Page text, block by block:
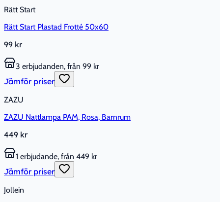
Rätt Start
Rätt Start Plastad Frotté 50x60
99 kr
3 erbjudanden, från 99 kr
Jämför priser
ZAZU
ZAZU Nattlampa PAM, Rosa, Barnrum
449 kr
1 erbjudande, från 449 kr
Jämför priser
Jollein